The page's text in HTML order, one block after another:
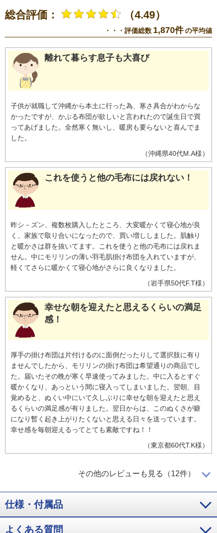
総合評価： （4.49）
・・・評価総数 1,870件の平均値
離れて暮らす息子も大喜び
子供が就職して沖縄から本土に行った為、寒さ具合がわからな
かったですが、かぶる布団が欲しいと言われたので誕生日で買
ってあげました。全然寒く無いし、暖房も要らないと喜んでま
した。
（沖縄県40代M.A様）
これを使うと他の毛布には戻れない！
昨シ－ズン、複数枚購入したところ、大変暖かくて寝心地が良
く、家族で取り合いになったので、買い増ししました。肌触り
と暖かさは群を抜いてます。これを使うと他の毛布には戻れま
せん。中にモリリンの薄い羽毛肌掛け布団を入れていますが、
軽くてさらに暖かくて寝心地がさらに良くなりました。
（岩手県50代F.T様）
幸せな朝を迎えたと思えるくらいの満足
感！
厚手の掛け布団は片付けるのに面倒だったりして選択肢に有り
ませんでしたから、モリリンの掛け布団は希望通りの商品でし
た。届いたその晩が寒く早速使ってみました。中に入るとすぐ
暖かくなり、あっという間に寝入ってしまいました。翌朝、目
覚めると、ぬくい中にいて久しぶりに幸せな朝を迎えたと思え
るくらいの満足感が有りました。翌日からは、このぬくさが癖
になり暫く起き上がりたくないと思える日々を送っています。
幸せ感を毎朝迎えるってとても素敵ですね！！
（東京都60代T.K様）
冬場は羽毛布団を中に入れて一枚だけで
急に寒くなって来たのですが、ジャパネットのＣＭでこの商品
を見て衝動買い。寒くなった秋口はそのまま使って充分暖か
く、冬場は羽毛布団を中に入れて一枚だけで寝られる手軽さが
その他のレビューも見る（12件）
仕様・付属品
よくある質問